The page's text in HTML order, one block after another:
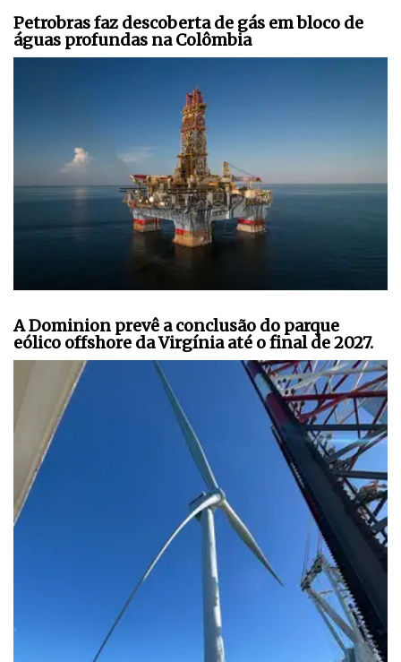
Petrobras faz descoberta de gás em bloco de
águas profundas na Colômbia
A Dominion prevê a conclusão do parque
eólico offshore da Virgínia até o final de 2027.